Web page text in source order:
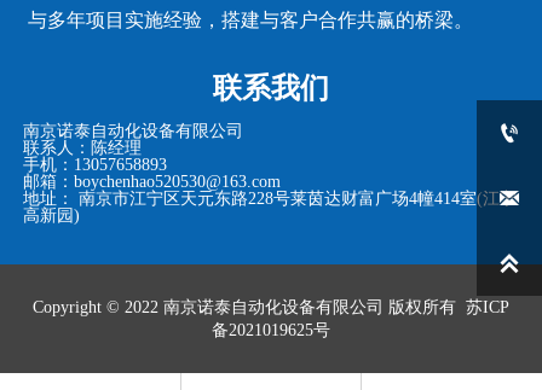
与多年项目实施经验，搭建与客户合作共赢的桥梁。
联系我们
南京诺泰自动化设备有限公司
联系人：陈经理
手机：13057658893
邮箱：boychenhao520530@163.com
地址： 南京市江宁区天元东路228号莱茵达财富广场4幢414室(江宁
高新园)
Copyright © 2022 南京诺泰自动化设备有限公司 版权所有 苏ICP
备2021019625号


